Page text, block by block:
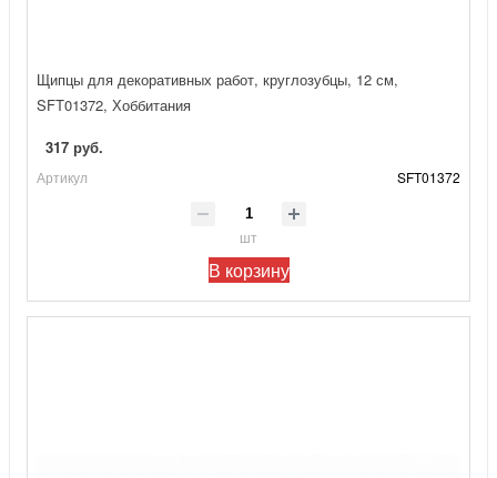
Щипцы для декоративных работ, круглозубцы, 12 см,
SFT01372, Хоббитания
317 руб.
Артикул SFT01372
шт
В корзину